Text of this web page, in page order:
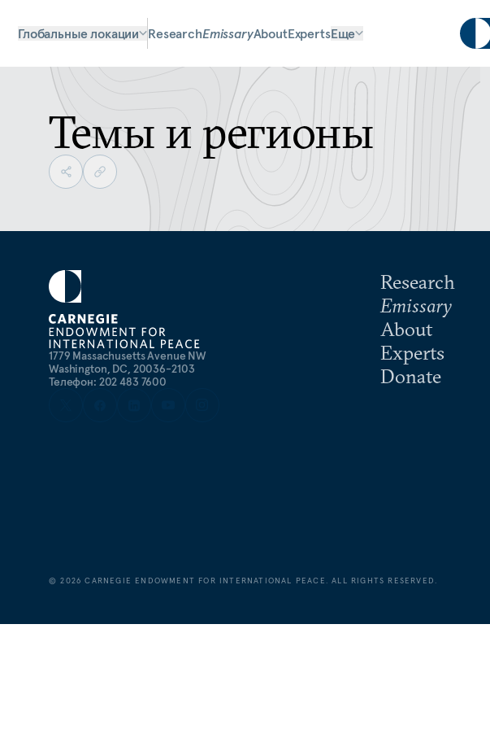
Глобальные локации ResearchEmissaryAboutExpertsЕще
Темы и регионы
1779 Massachusetts Avenue NW
Washington, DC, 20036-2103
Телефон: 202 483 7600
Research
Emissary
About
Experts
Donate
©2026 CARNEGIE ENDOWMENT FOR INTERNATIONAL PEACE. ALL RIGHTS RESERVED.